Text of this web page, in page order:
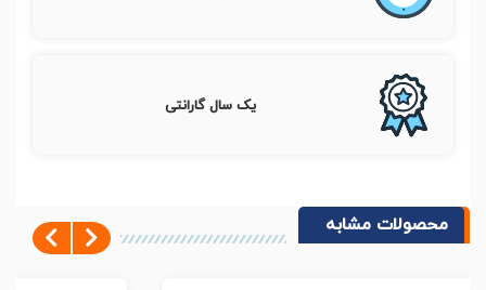
یک سال گارانتی
محصولات مشابه Previous
Next